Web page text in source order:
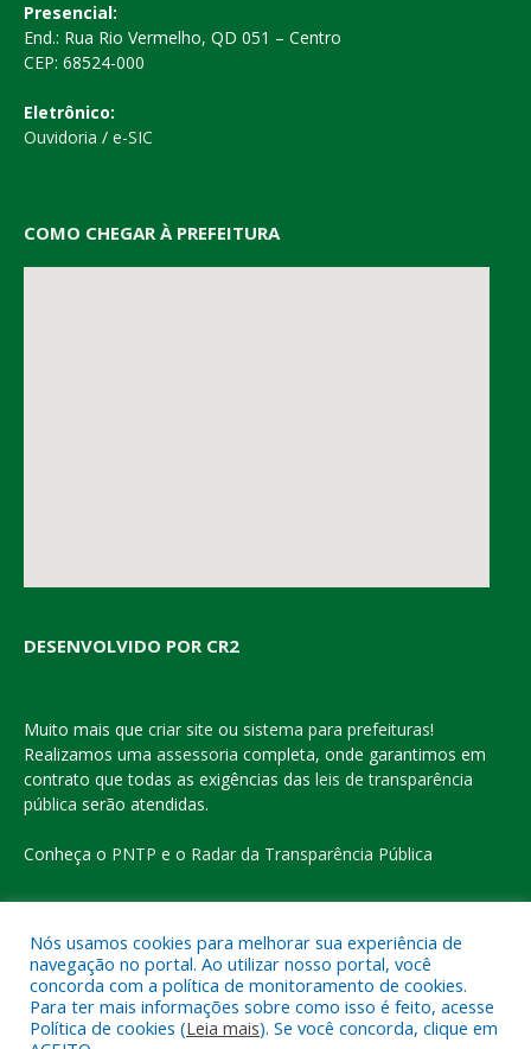
Presencial:
End.: Rua Rio Vermelho, QD 051 – Centro
CEP: 68524-000
Eletrônico:
Ouvidoria / e-SIC
COMO CHEGAR À PREFEITURA
DESENVOLVIDO POR CR2
Muito mais que criar site ou sistema para prefeituras!
Realizamos uma assessoria completa, onde garantimos em
contrato que todas as exigências das leis de transparência
pública serão atendidas.
Conheça o PNTP e o Radar da Transparência Pública
Todos os direitos reservados a Prefeitura Municipal de Eldorado
do Carajás
Nós usamos cookies para melhorar sua experiência de
navegação no portal. Ao utilizar nosso portal, você
concorda com a política de monitoramento de cookies.
Para ter mais informações sobre como isso é feito, acesse
Política de cookies (Leia mais). Se você concorda, clique em